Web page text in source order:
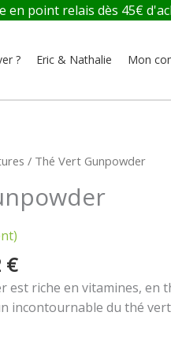
en point relais dès 45€
? Eric & Nathalie Mon
/ Thé Vert Gunpowder
€
Plage
prix :
0,60 €
35,62 €
est riche en vitamines, en
incontournable du thé